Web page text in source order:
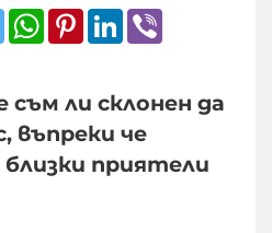
TwitterWhatsApp
Pinterest
LinkedIn
ли склонен да
въпреки че
близки приятели